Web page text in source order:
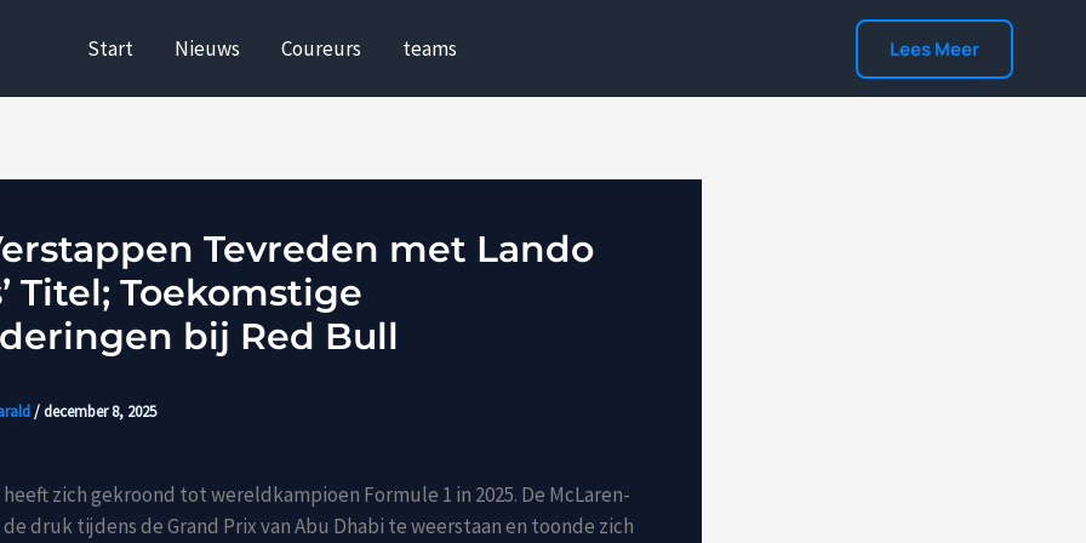
Start Nieuws Coureurs teams Lees Meer
Tevreden met Lando
Titel; Toekomstige
bij Red Bull
/ december 8, 2025
zich gekroond tot wereldkampioen Formule 1 in 2025. De McLaren-
druk tijdens de Grand Prix van Abu Dhabi te weerstaan en toonde zich